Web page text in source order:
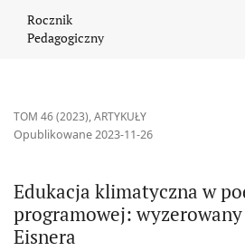
Rocznik
Pedagogiczny
TOM 46 (2023),ARTYKUŁY
Edukacja klimatyczna w
programowej:
Eisnera
Opublikowane 2023-11-26